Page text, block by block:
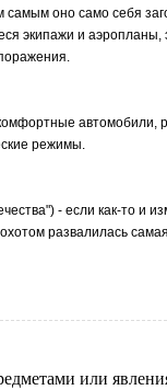
самым оно само себя
экипажи и аэропланы,
автомобили,
режимы.
- если как-то и
развалилась
или